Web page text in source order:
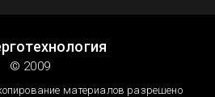
© 2009
материалов разрешено